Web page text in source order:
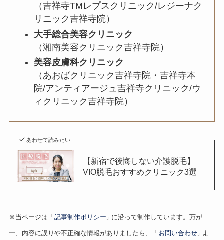
（吉祥寺TMレプスクリニック/レジーナク
リニック吉祥寺院）
大手総合美容クリニック
（湘南美容クリニック吉祥寺院）
美容皮膚科クリニック
（あおばクリニック吉祥寺院・吉祥寺本
院/アンティアージュ吉祥寺クリニック/ウ
ィクリニック吉祥寺院）
あわせて読みたい
【新宿で後悔しない介護脱毛】
VIO脱毛おすすめクリニック3選
※当ページは「 記事制作ポリシー 」 に沿って制作しています。万が
一、内容に誤りや不正確な情報がありましたら、「 お問い合わせ」 よ